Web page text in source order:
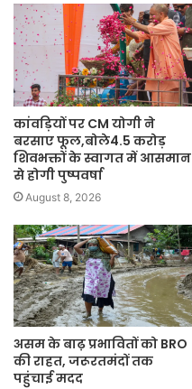
कांवड़ियों पर CM योगी ने
बरसाए फूल,बोले4.5 करोड़
शिवभक्तों के स्वागत में आसमान
से होगी पुष्पवर्षा
August 8, 2026
असम के बाढ़ प्रभावितों को BRO
की राहत, जरूरतमंदों तक
पहुंचाई मदद